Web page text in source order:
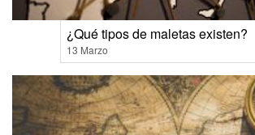
¿Qué tipos de maletas existen?
13 Marzo